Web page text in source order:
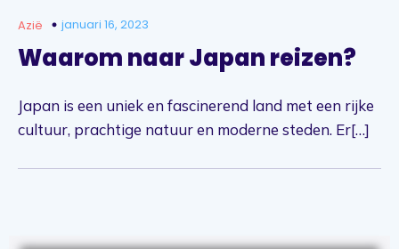
Azië januari 16, 2023
Waarom naar Japan reizen?
Japan is een uniek en fascinerend land met een rijke
cultuur, prachtige natuur en moderne steden. Er[…]